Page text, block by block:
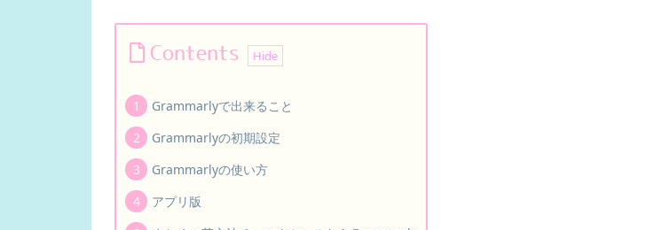
Contents
Grammarlyで出来ること
Grammarlyの初期設定
Grammarlyの使い方
アプリ版